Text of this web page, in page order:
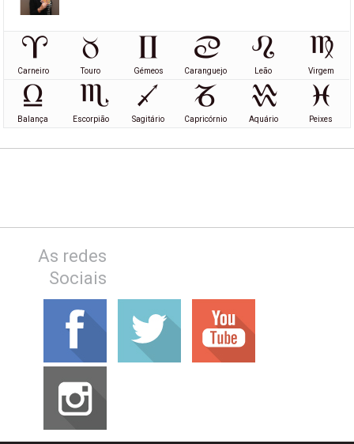
Carneiro Touro Gémeos Caranguejo Leão Virgem
Balança Escorpião Sagitário Capricórnio Aquário Peixes
As redes
Sociais